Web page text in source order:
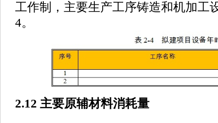
工作制，主要生产工序铸造和机加工
4。
2.12 主要原辅材料消耗量